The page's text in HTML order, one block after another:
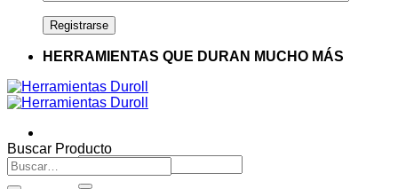
HERRAMIENTAS QUE DURAN MUCHO MÁS
Buscar
por:
Buscar Producto
Buscar
por: